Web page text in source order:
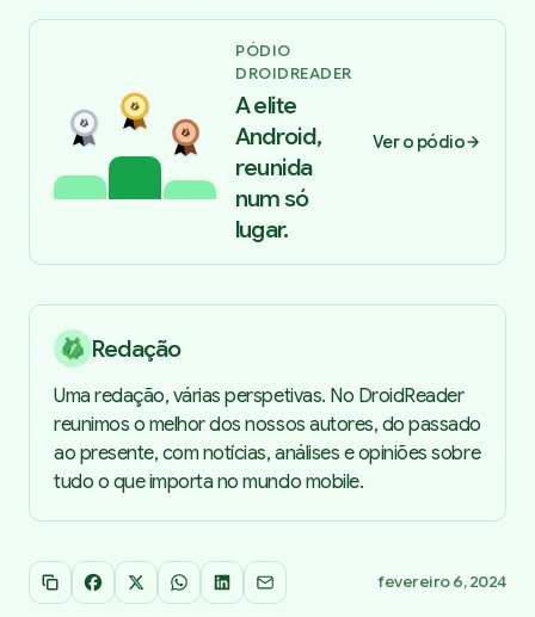
PÓDIO
DROIDREADER
A elite
Android,
reunida
num só
lugar.
Ver o pódio
Redação
Uma redação, várias perspetivas. No DroidReader
reunimos o melhor dos nossos autores, do passado
ao presente, com notícias, análises e opiniões sobre
tudo o que importa no mundo mobile.
Copiar link
Facebook
X WhatsApp
LinkedInEmail fevereiro 6, 2024